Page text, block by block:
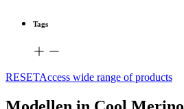
Tags
RESETAccess wide range of products